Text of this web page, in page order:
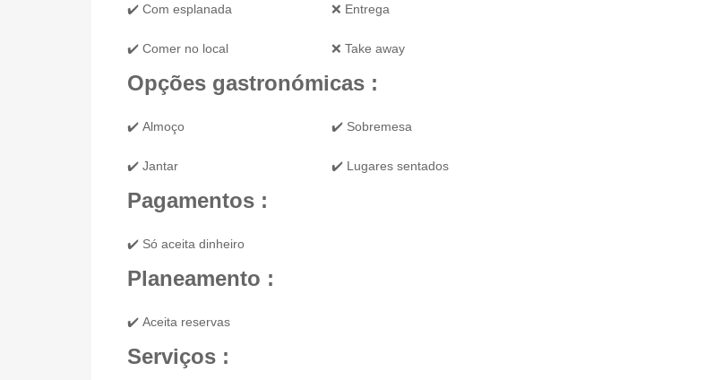
✔️ Com esplanada
✔️ Comer no local
❌ Entrega
❌ Take away
Opções gastronómicas :
✔️ Almoço
✔️ Jantar
✔️ Sobremesa
✔️ Lugares sentados
Pagamentos :
✔️ Só aceita dinheiro
Planeamento :
✔️ Aceita reservas
Serviços :